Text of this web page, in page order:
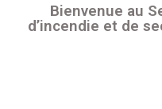
Bienvenue au
d’incendie et de